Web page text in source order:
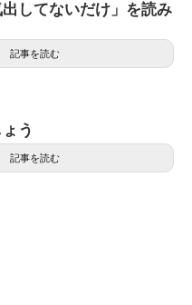
出してないだけ」を読み
記事を読む
う
記事を読む